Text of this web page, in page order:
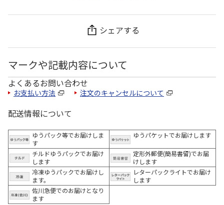
シェアする
マークや記載内容について
よくあるお問い合わせ
お支払い方法 注文のキャンセルについて
配送情報について
ゆうパック等でお届けしま
す
ゆうパケットでお届けします
チルドゆうパックでお届け
します
定形外郵便(簡易書留)でお届
けします
冷凍ゆうパックでお届けし
ます。
レターパックライトでお届け
します
佐川急便でのお届けとなり
ます